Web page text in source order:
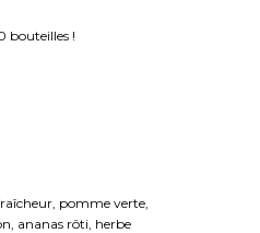
bouteilles !
pomme verte,
ananas rôti, herbe